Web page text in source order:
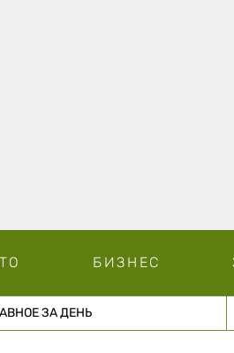
БИЗНЕС
ЗА ДЕНЬ